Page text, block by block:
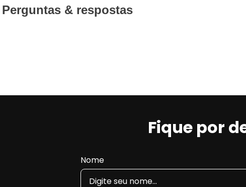
Perguntas & respostas
Fique por
Nome